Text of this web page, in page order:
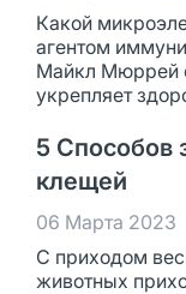
Какой
агентом
Майкл Мюррей
укрепляет
5 Способов
клещей
06 Марта 2023
С приходом
животных